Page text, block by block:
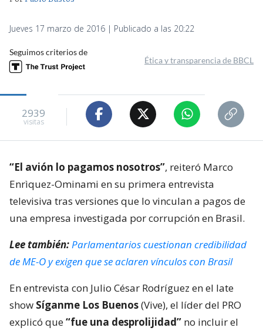
Jueves 17 marzo de 2016 | Publicado a las 20:22
Seguimos criterios de
Ética y transparencia de BBCL
2939
visitas
“El avión lo pagamos nosotros”, reiteró Marco
Enrìquez-Ominami en su primera entrevista
televisiva tras versiones que lo vinculan a pagos de
una empresa investigada por corrupción en Brasil.
Lee también:Parlamentarios cuestionan credibilidad
de ME-O y exigen que se aclaren vínculos con Brasil
En entrevista con Julio César Rodríguez en el late
show Síganme Los Buenos(Vive), el líder del PRO
explicó que“fue una desprolijidad” no incluir el